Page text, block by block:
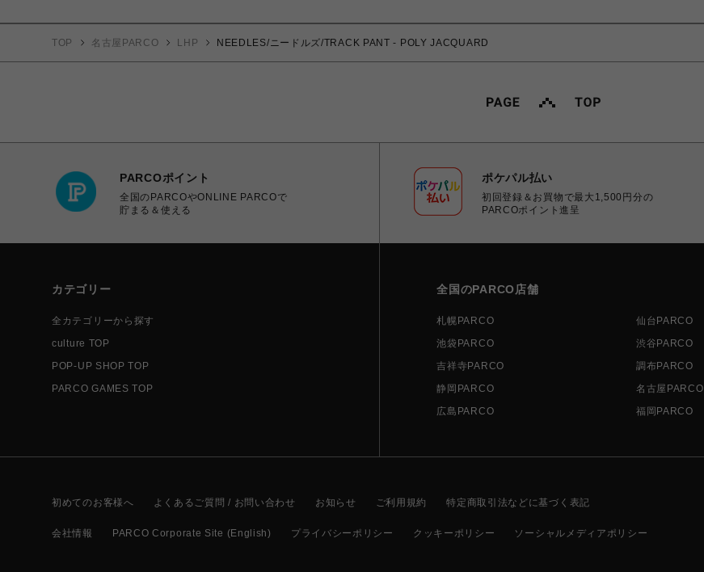
TOP 名古屋PARCO LHP NEEDLES/ニードルズ/TRACK PANT - POLY JACQUARD
PARCOポイント
全国のPARCOやONLINE PARCOで
貯まる＆使える
ポケパル払い
初回登録＆お買物で最大1,500円分の
PARCOポイント進呈
カテゴリー
全カテゴリーから探す
culture TOP
POP-UP SHOP TOP
PARCO GAMES TOP
全国のPARCO店舗
札幌PARCO 仙台PARCO
池袋PARCO
渋谷PARCO
吉祥寺PARCO
調布PARCO
静岡PARCO
名古屋PARCO
広島PARCO
福岡PARCO
初めてのお客様へ よくあるご質問 / お問い合わせ お知らせ ご利用規約 特定商取引法などに基づく表記
会社情報 PARCO Corporate Site (English) プライバシーポリシー クッキーポリシー ソーシャルメディアポリシー